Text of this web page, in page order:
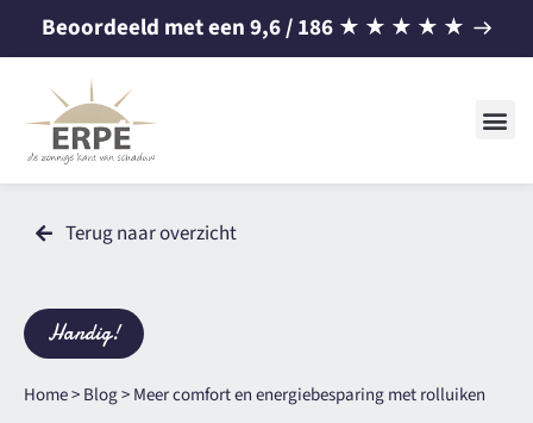
Beoordeeld met een9,6/ 186 ★ ★ ★ ★ ★
Terug naar overzicht
Handig!
Home>Blog>Meer comfort en energiebesparing met rolluiken